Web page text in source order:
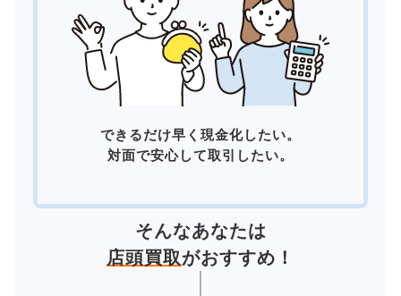
できるだけ早く現金化したい。
対面で安心して取引したい。
そんなあなたは
店頭買取がおすすめ！